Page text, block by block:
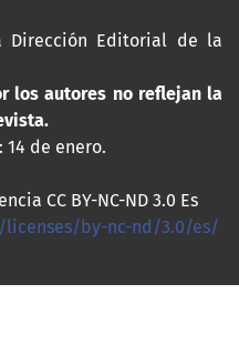
Editorial de la
los autores no reflejan la
de enero.
CC BY-NC-ND 3.0 Es
licenses/by-nc-nd/3.0/es/